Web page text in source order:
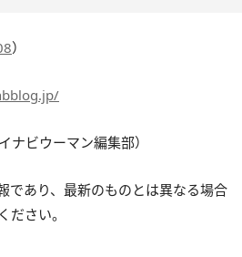
）
ナビウーマン編集部）
であり、最新のものとは異なる場合
ださい。